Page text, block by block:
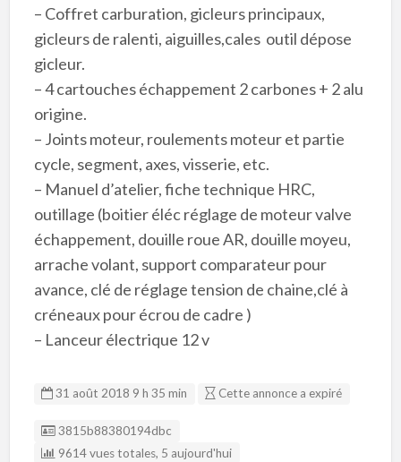
– Coffret carburation, gicleurs principaux,
gicleurs de ralenti, aiguilles,cales outil dépose
gicleur.
– 4 cartouches échappement 2 carbones + 2 alu
origine.
– Joints moteur, roulements moteur et partie
cycle, segment, axes, visserie, etc.
– Manuel d’atelier, fiche technique HRC,
outillage (boitier éléc réglage de moteur valve
échappement, douille roue AR, douille moyeu,
arrache volant, support comparateur pour
avance, clé de réglage tension de chaine,clé à
créneaux pour écrou de cadre )
– Lanceur électrique 12 v
31 août 2018 9 h 35 min Cette annonce a expiré
Listing ID
3815b88380194dbc
9614 vues totales, 5 aujourd'hui